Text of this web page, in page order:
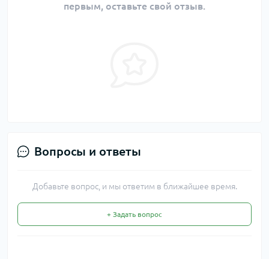
первым, оставьте свой отзыв.
Вопросы и ответы
Добавьте вопрос, и мы ответим в ближайшее время.
+ Задать вопрос